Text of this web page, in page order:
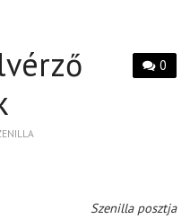
0
Szenilla posztja